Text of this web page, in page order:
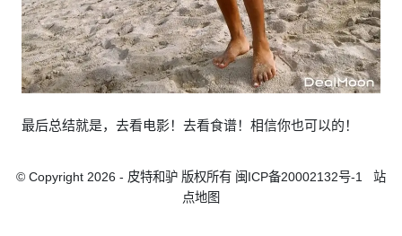
最后总结就是，去看电影！去看食谱！相信你也可以的！
© Copyright 2026 - 皮特和驴 版权所有 闽ICP备20002132号-1
站
点地图